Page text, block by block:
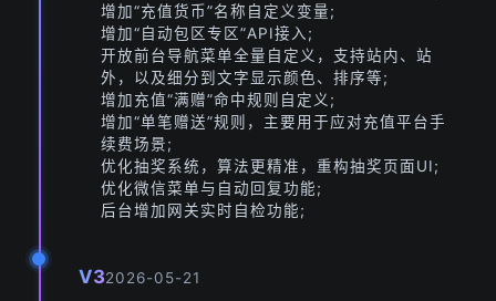
增加“充值货币”名称自定义变量;
增加“自动包区专区”API接入;
开放前台导航菜单全量自定义，支持站内、站
外，以及细分到文字显示颜色、排序等;
增加充值“满赠”命中规则自定义;
增加“单笔赠送”规则，主要用于应对充值平台手
续费场景;
优化抽奖系统，算法更精准，重构抽奖页面UI;
优化微信菜单与自动回复功能;
后台增加网关实时自检功能;
V32026-05-21